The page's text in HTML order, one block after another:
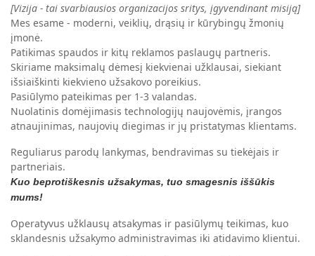
[Vizija - tai svarbiausios organizacijos sritys, įgyvendinant misiją]
Mes esame - moderni, veiklių, drąsių ir kūrybingų žmonių
įmonė.
Patikimas spaudos ir kitų reklamos paslaugų partneris.
Skiriame maksimalų dėmesį kiekvienai užklausai, siekiant
išsiaiškinti kiekvieno užsakovo poreikius.
Pasiūlymo pateikimas per 1-3 valandas.
Nuolatinis domėjimasis technologijų naujovėmis, įrangos
atnaujinimas, naujovių diegimas ir jų pristatymas klientams.
Reguliarus parodų lankymas, bendravimas su tiekėjais ir
partneriais.
Kuo beprotiškesnis užsakymas, tuo smagesnis iššūkis
mums!
Operatyvus užklausų atsakymas ir pasiūlymų teikimas, kuo
sklandesnis užsakymo administravimas iki atidavimo klientui.